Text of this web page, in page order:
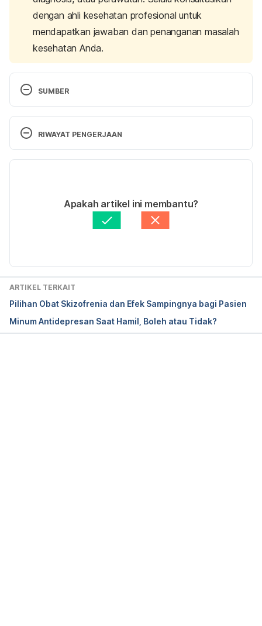
dengan ahli kesehatan profesional untuk
mendapatkan jawaban dan penanganan masalah
kesehatan Anda.
SUMBER
http://mims.com/VIETNAM/Home/GatewaySubscri
RIWAYAT PENGERJAAN
Ditulis oleh Lika Aprilia Samiadi
Ditinjau secara medis oleh
dr. Tania Savitri
Diperbarui oleh: Abduraafi Andrian
Apakah artikel ini membantu?
ARTIKEL TERKAIT
Pilihan Obat Skizofrenia dan Efek Sampingnya bagi Pasien
Minum Antidepresan Saat Hamil, Boleh atau Tidak?